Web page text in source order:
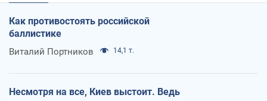
Как противостоять российской
баллистике
Виталий Портников 14,1 т.
Несмотря на все, Киев выстоит. Ведь